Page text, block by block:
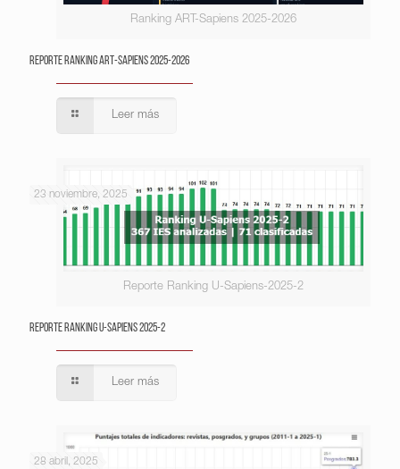
Ranking ART-Sapiens 2025-2026
Reporte Ranking ART-Sapiens 2025-2026
Leer más
Reporte Ranking U-Sapiens-2025-2
23 noviembre, 2025
Reporte Ranking U-Sapiens 2025-2
Leer más
28 abril, 2025